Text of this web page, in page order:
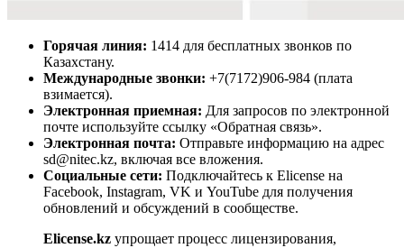
Горячая линия: 1414 для бесплатных звонков по
Казахстану.
Международные звонки: +7(7172)906-984 (плата
взимается).
Электронная приемная: Для запросов по электронной
почте используйте ссылку «Обратная связь».
Электронная почта: Отправьте информацию на адрес
sd@nitec.kz, включая все вложения.
Социальные сети: Подключайтесь к Elicense на
Facebook, Instagram, VK и YouTube для получения
обновлений и обсуждений в сообществе.
Elicense.kz упрощает процесс лицензирования,